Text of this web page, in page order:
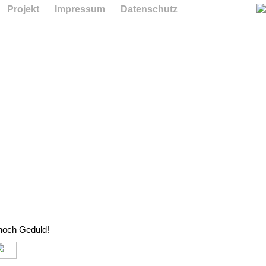
Geduld!
Projekt Impressum Datenschutz